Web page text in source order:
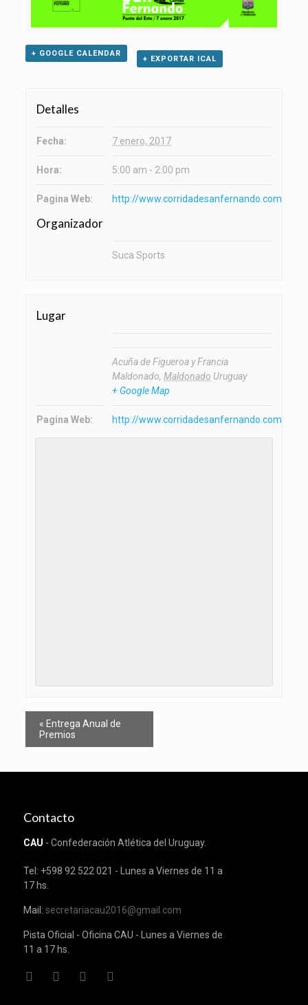
+ GOOGLE CALENDAR
+ EXPORTAR ICAL
Detalles
Fecha: 7 enero, 2017
Hora: 5:00 am - 2:00 pm
Pagina Web: http://www.corridadesanfernando.com
Organizador
Suca Sports
Lugar
Acuña de Figueroa y Francia
Maldonado, Maldonado Uruguay
+ Google Map
Pagina Web: http://www.corridadesanfernando.com
Evento
Navegación
« Entrega Anual de
Premios
Contacto
CAU - Confederación Atlética del Uruguay.
Tel: +598 92 522 021 - Lunes a Viernes de 11 a
17 hs.
Mail: secretariacau2016@gmail.com
Pista Oficial - Oficina CAU - Lunes a Viernes de
11 a 17 hs.